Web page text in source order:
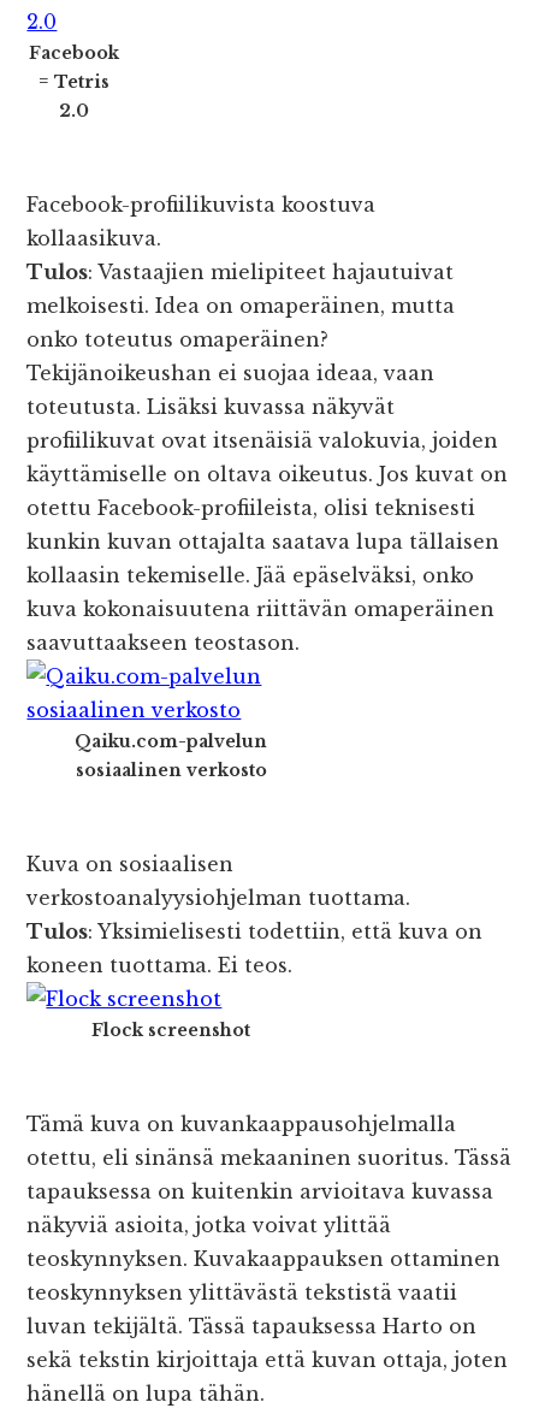
Facebook
= Tetris
2.0
Facebook-profiilikuvista koostuva
kollaasikuva.
Tulos: Vastaajien mielipiteet hajautuivat
melkoisesti. Idea on omaperäinen, mutta
onko toteutus omaperäinen?
Tekijänoikeushan ei suojaa ideaa, vaan
toteutusta. Lisäksi kuvassa näkyvät
profiilikuvat ovat itsenäisiä valokuvia, joiden
käyttämiselle on oltava oikeutus. Jos kuvat on
otettu Facebook-profiileista, olisi teknisesti
kunkin kuvan ottajalta saatava lupa tällaisen
kollaasin tekemiselle. Jää epäselväksi, onko
kuva kokonaisuutena riittävän omaperäinen
saavuttaakseen teostason.
Qaiku.com-palvelun
sosiaalinen verkosto
Kuva on sosiaalisen
verkostoanalyysiohjelman tuottama.
Tulos: Yksimielisesti todettiin, että kuva on
koneen tuottama. Ei teos.
Flock screenshot
Tämä kuva on kuvankaappausohjelmalla
otettu, eli sinänsä mekaaninen suoritus. Tässä
tapauksessa on kuitenkin arvioitava kuvassa
näkyviä asioita, jotka voivat ylittää
teoskynnyksen. Kuvakaappauksen ottaminen
teoskynnyksen ylittävästä tekstistä vaatii
luvan tekijältä. Tässä tapauksessa Harto on
sekä tekstin kirjoittaja että kuvan ottaja, joten
hänellä on lupa tähän.